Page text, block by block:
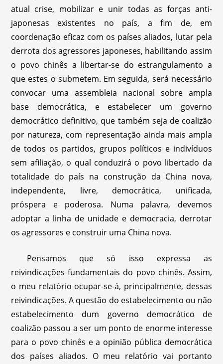
atual crise, mobilizar e unir todas as forças anti-
japonesas existentes no país, a fim de, em
coordenação eficaz com os países aliados, lutar pela
derrota dos agressores japoneses, habilitando assim
o povo chinês a libertar-se do estrangulamento a
que estes o submetem. Em seguida, será necessário
convocar uma assembleia nacional sobre ampla
base democrática, e estabelecer um governo
democrático definitivo, que também seja de coalizão
por natureza, com representação ainda mais ampla
de todos os partidos, grupos políticos e indivíduos
sem afiliação, o qual conduzirá o povo libertado da
totalidade do país na construção da China nova,
independente, livre, democrática, unificada,
próspera e poderosa. Numa palavra, devemos
adoptar a linha de unidade e democracia, derrotar
os agressores e construir uma China nova.
Pensamos que só isso expressa as
reivindicações fundamentais do povo chinês. Assim,
o meu relatório ocupar-se-á, principalmente, dessas
reivindicações. A questão do estabelecimento ou não
estabelecimento dum governo democrático de
coalizão passou a ser um ponto de enorme interesse
para o povo chinês e a opinião pública democrática
dos países aliados. O meu relatório vai portanto